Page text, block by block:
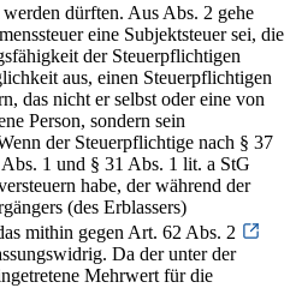
dürften. Aus Abs. 2 gehe
eine Subjektsteuer sei, die
der Steuerpflichtigen
aus, einen Steuerpflichtigen
das nicht er selbst oder eine von
Person, sondern sein
der Steuerpflichtige nach § 37
1 und § 31 Abs. 1 lit. a StG
habe, der während der
(des Erblassers)
mithin gegen Art. 62 Abs. 2
Da der unter der
Mehrwert für die